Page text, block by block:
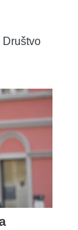
Društvo